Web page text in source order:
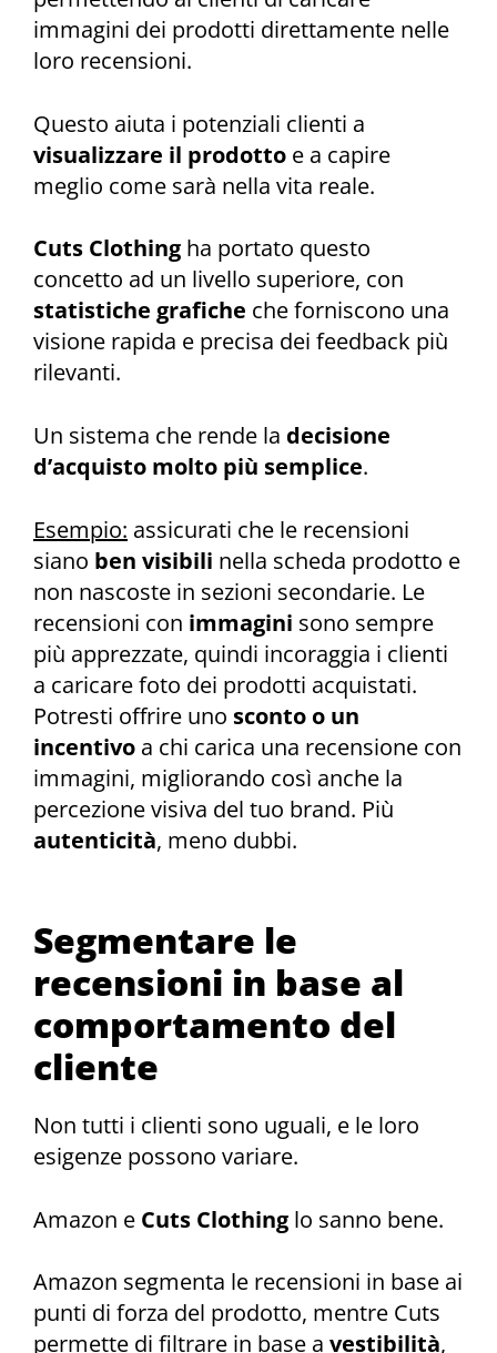
immagini dei prodotti direttamente nelle
loro recensioni.
Questo aiuta i potenziali clienti a
visualizzare il prodotto e a capire
meglio come sarà nella vita reale.
Cuts Clothing ha portato questo
concetto ad un livello superiore, con
statistiche grafiche che forniscono una
visione rapida e precisa dei feedback più
rilevanti.
Un sistema che rende la decisione
d’acquisto molto più semplice.
Esempio: assicurati che le recensioni
siano ben visibili nella scheda prodotto e
non nascoste in sezioni secondarie. Le
recensioni con immagini sono sempre
più apprezzate, quindi incoraggia i clienti
a caricare foto dei prodotti acquistati.
Potresti offrire uno sconto o un
incentivo a chi carica una recensione con
immagini, migliorando così anche la
percezione visiva del tuo brand. Più
autenticità, meno dubbi.
Segmentare le
recensioni in base al
comportamento del
cliente
Non tutti i clienti sono uguali, e le loro
esigenze possono variare.
Amazon e Cuts Clothing lo sanno bene.
Amazon segmenta le recensioni in base ai
punti di forza del prodotto, mentre Cuts
permette di filtrare in base a vestibilità,